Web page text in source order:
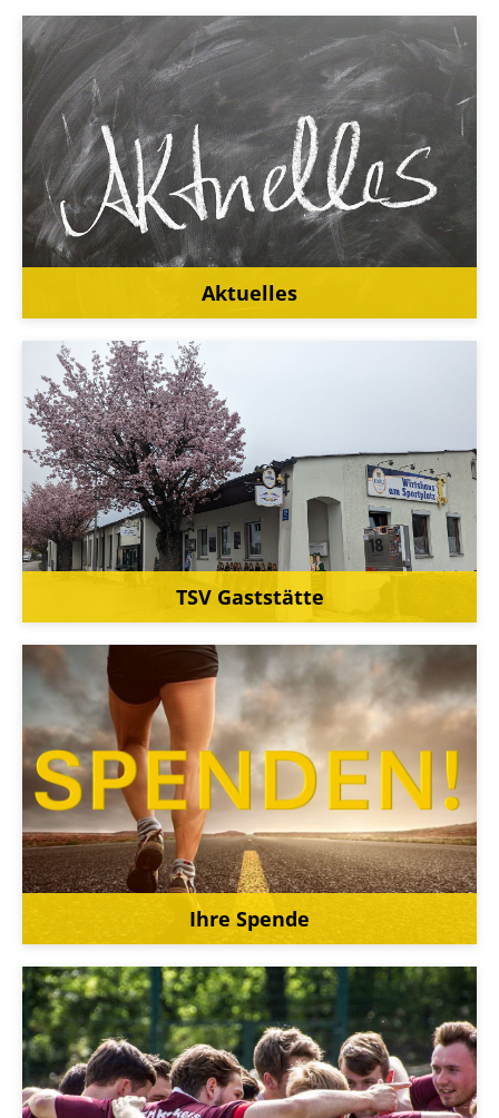
Aktuelles
TSV Gaststätte
Ihre Spende